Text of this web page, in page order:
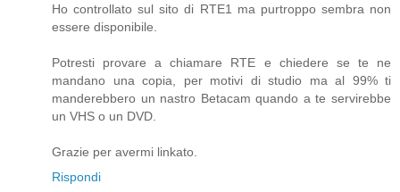
Ho controllato sul sito di RTE1 ma purtroppo sembra non
essere disponibile.
Potresti provare a chiamare RTE e chiedere se te ne
mandano una copia, per motivi di studio ma al 99% ti
manderebbero un nastro Betacam quando a te servirebbe
un VHS o un DVD.
Grazie per avermi linkato.
Rispondi